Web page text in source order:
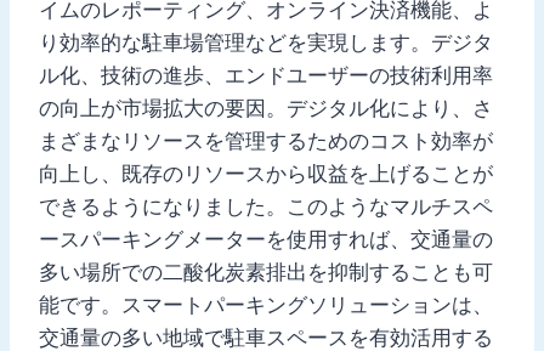
イムのレポーティング、オンライン決済機能、よ
り効率的な駐車場管理などを実現します。デジタ
ル化、技術の進歩、エンドユーザーの技術利用率
の向上が市場拡大の要因。デジタル化により、さ
まざまなリソースを管理するためのコスト効率が
向上し、既存のリソースから収益を上げることが
できるようになりました。このようなマルチスペ
ースパーキングメーターを使用すれば、交通量の
多い場所での二酸化炭素排出を抑制することも可
能です。スマートパーキングソリューションは、
交通量の多い地域で駐車スペースを有効活用する